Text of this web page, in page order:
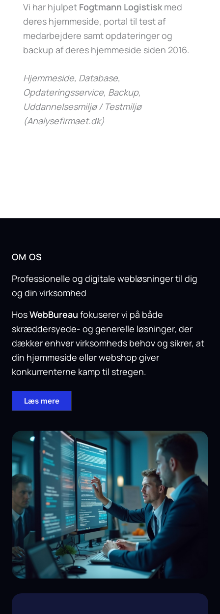
Vi har hjulpet Fogtmann Logistisk med
deres hjemmeside, portal til test af
medarbejdere samt opdateringer og
backup af deres hjemmeside siden 2016.
Hjemmeside, Database,
Opdateringsservice, Backup,
Uddannelsesmiljø / Testmiljø
(Analysefirmaet.dk)
OM OS
Professionelle og digitale webløsninger til dig
og din virksomhed
HosWebBureau fokuserer vi på både
skræddersyede- og generelle løsninger, der
dækker enhver virksomheds behov og sikrer, at
din hjemmeside eller webshop giver
konkurrenterne kamp til stregen.
Læs mere